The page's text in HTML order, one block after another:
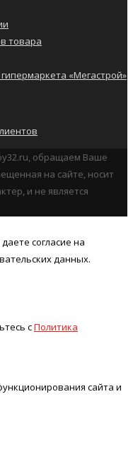
товара
«Мегастрой»
обращаем Ваше
на сайте, носит
и не является
согласие на
данных.
сПолитика
сайта и